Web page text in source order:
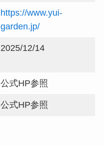
https://www.yui-
garden.jp/
2025/12/14
公式HP参照
公式HP参照